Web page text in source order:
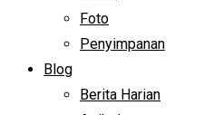
Foto
Penyimpanan
Blog
Berita Harian